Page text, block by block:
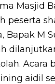
Masjid
peserta
Bapak M
aidil